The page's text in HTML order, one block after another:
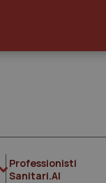
Professionisti
Sanitari.AI